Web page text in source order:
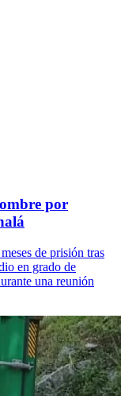
por
de prisión tras
en grado de
una reunión